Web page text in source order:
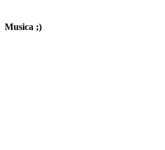
Musica ;)